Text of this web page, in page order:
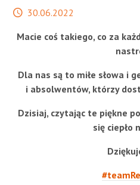
Data
30.06.2022
Macie coś takiego, co za
Dla nas są to miłe słowa i
i absolwentów, którzy
Dzisiaj, czytając te piękne
się ciepło